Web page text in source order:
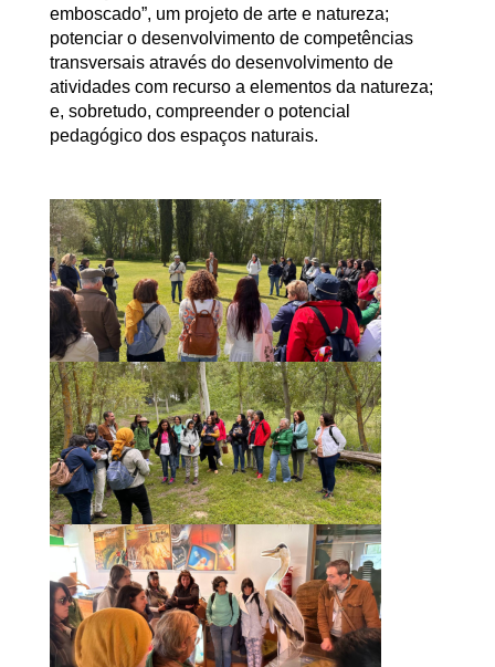
emboscado”, um projeto de arte e natureza;
potenciar o desenvolvimento de competências
transversais através do desenvolvimento de
atividades com recurso a elementos da natureza;
e, sobretudo, compreender o potencial
pedagógico dos espaços naturais.